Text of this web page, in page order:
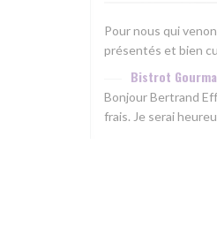
Pour nous qui
présentés et bien
Bistrot
Bonjour Bertrand
frais. Je serai